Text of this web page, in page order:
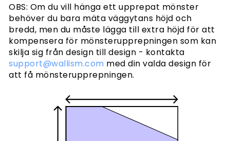
OBS: Om du vill hänga ett upprepat mönster
behöver du bara mäta väggytans höjd och
bredd, men du måste lägga till extra höjd för att
kompensera för mönsterupprepningen som kan
skilja sig från design till design - kontakta
support@wallism.com med din valda design för
att få mönsterupprepningen.